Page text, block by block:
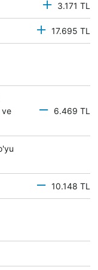
3.171 TL
17.695 TL
ve
6.469 TL
10.148 TL